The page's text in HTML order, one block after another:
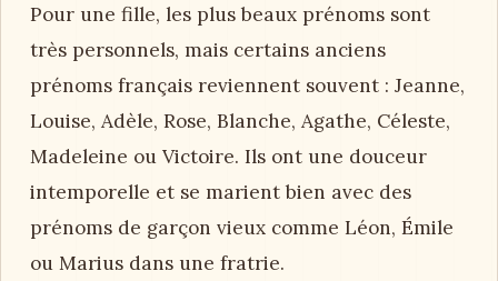
Pour une fille, les plus beaux prénoms sont
très personnels, mais certains anciens
prénoms français reviennent souvent : Jeanne,
Louise, Adèle, Rose, Blanche, Agathe, Céleste,
Madeleine ou Victoire. Ils ont une douceur
intemporelle et se marient bien avec des
prénoms de garçon vieux comme Léon, Émile
ou Marius dans une fratrie.